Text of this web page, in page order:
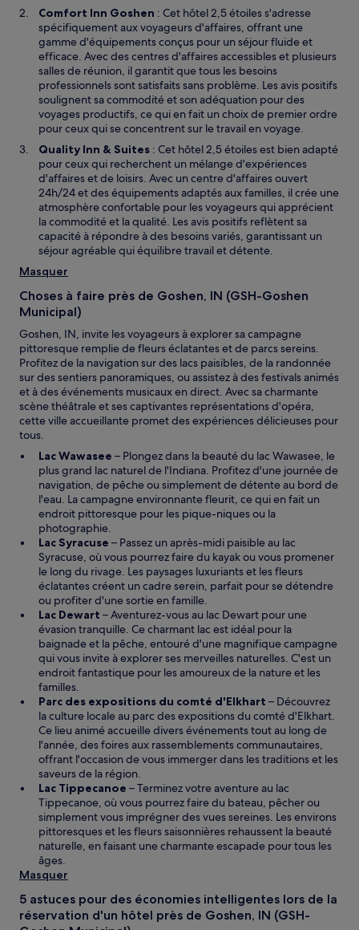
Comfort Inn Goshen : Cet hôtel 2,5 étoiles s'adresse
spécifiquement aux voyageurs d'affaires, offrant une
gamme d'équipements conçus pour un séjour fluide et
efficace. Avec des centres d'affaires accessibles et plusieurs
salles de réunion, il garantit que tous les besoins
professionnels sont satisfaits sans problème. Les avis positifs
soulignent sa commodité et son adéquation pour des
voyages productifs, ce qui en fait un choix de premier ordre
pour ceux qui se concentrent sur le travail en voyage.
Quality Inn & Suites : Cet hôtel 2,5 étoiles est bien adapté
pour ceux qui recherchent un mélange d'expériences
d'affaires et de loisirs. Avec un centre d'affaires ouvert
24h/24 et des équipements adaptés aux familles, il crée une
atmosphère confortable pour les voyageurs qui apprécient
la commodité et la qualité. Les avis positifs reflètent sa
capacité à répondre à des besoins variés, garantissant un
séjour agréable qui équilibre travail et détente.
Masquer
Choses à faire près de Goshen, IN (GSH-Goshen
Municipal)
Goshen, IN, invite les voyageurs à explorer sa campagne
pittoresque remplie de fleurs éclatantes et de parcs sereins.
Profitez de la navigation sur des lacs paisibles, de la randonnée
sur des sentiers panoramiques, ou assistez à des festivals animés
et à des événements musicaux en direct. Avec sa charmante
scène théâtrale et ses captivantes représentations d'opéra,
cette ville accueillante promet des expériences délicieuses pour
tous.
Lac Wawasee – Plongez dans la beauté du lac Wawasee, le
plus grand lac naturel de l'Indiana. Profitez d'une journée de
navigation, de pêche ou simplement de détente au bord de
l'eau. La campagne environnante fleurit, ce qui en fait un
endroit pittoresque pour les pique-niques ou la
photographie.
Lac Syracuse – Passez un après-midi paisible au lac
Syracuse, où vous pourrez faire du kayak ou vous promener
le long du rivage. Les paysages luxuriants et les fleurs
éclatantes créent un cadre serein, parfait pour se détendre
ou profiter d'une sortie en famille.
Lac Dewart – Aventurez-vous au lac Dewart pour une
évasion tranquille. Ce charmant lac est idéal pour la
baignade et la pêche, entouré d'une magnifique campagne
qui vous invite à explorer ses merveilles naturelles. C'est un
endroit fantastique pour les amoureux de la nature et les
familles.
Parc des expositions du comté d'Elkhart – Découvrez
la culture locale au parc des expositions du comté d'Elkhart.
Ce lieu animé accueille divers événements tout au long de
l'année, des foires aux rassemblements communautaires,
offrant l'occasion de vous immerger dans les traditions et les
saveurs de la région.
Lac Tippecanoe – Terminez votre aventure au lac
Tippecanoe, où vous pourrez faire du bateau, pêcher ou
simplement vous imprégner des vues sereines. Les environs
pittoresques et les fleurs saisonnières rehaussent la beauté
naturelle, en faisant une charmante escapade pour tous les
âges.
Masquer
5 astuces pour des économies intelligentes lors de la
réservation d'un hôtel près de Goshen, IN (GSH-